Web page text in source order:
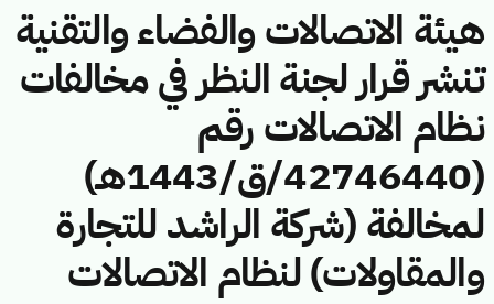
هيئة الاتصالات والفضاء والتقنية
تنشر قرار لجنة النظر في مخالفات
نظام الاتصالات رقم
(42746440/ق/1443هـ)
لمخالفة (شركة الراشد للتجارة
والمقاولات) لنظام الاتصالات